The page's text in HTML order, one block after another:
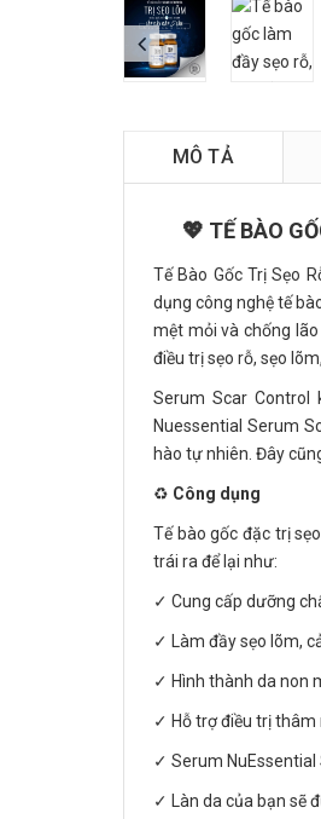
MÔ TẢ
💖 TẾ BÀO
Tế Bào Gốc Trị Sẹo
dụng công nghệ tế
mệt mỏi và chống
điều trị sẹo rỗ, sẹo
Serum Scar Control
Nuessential Serum
hào tự nhiên. Đây
♻️ Công dụng
Tế bào gốc đặc trị
trái ra để lại như:
✓ Cung cấp dưỡng
✓ Làm đầy sẹo lõm,
✓ Hình thành da non
✓ Hỗ trợ điều trị thâm
✓ Serum NuEssential
✓ Làn da của bạn sẽ